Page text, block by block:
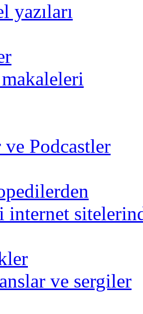
yazıları
Podcastler
ve sergiler